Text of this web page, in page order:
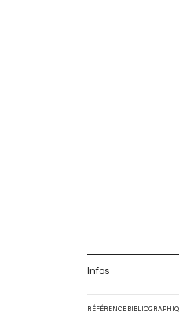
Infos
RÉFÉRENCE